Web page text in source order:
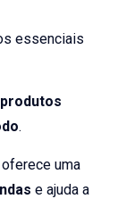
essenciais
.
uma
e ajuda a